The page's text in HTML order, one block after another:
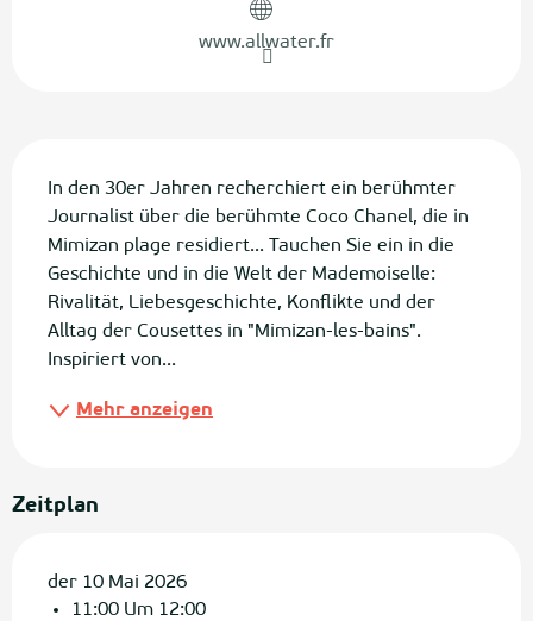
www.allwater.fr
In den 30er Jahren recherchiert ein berühmter
Journalist über die berühmte Coco Chanel, die in
Mimizan plage residiert... Tauchen Sie ein in die
Geschichte und in die Welt der Mademoiselle:
Rivalität, Liebesgeschichte, Konflikte und der
Alltag der Cousettes in "Mimizan-les-bains".
Inspiriert von...
Mehr anzeigen
Zeitplan
der 10 Mai 2026
11:00 Um 12:00